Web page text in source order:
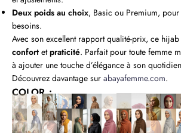
Deux poids au choix, Basic ou Premium,
besoins.
Avec son excellent rapport qualité-prix, ce
confort etpraticité. Parfait pour toute femme
à ajouter une touche d’élégance à son
Découvrez davantage sur abayafemme.com.
COLOR